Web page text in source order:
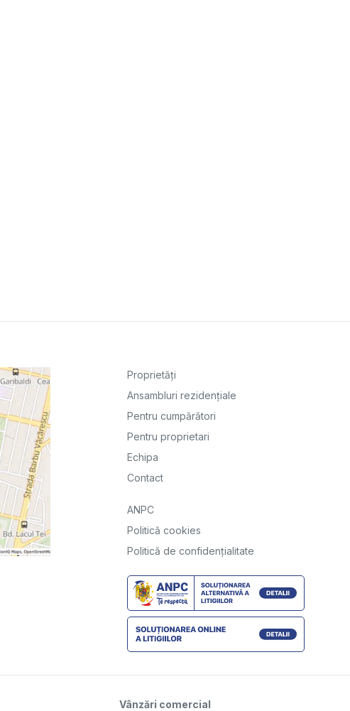
Proprietăți
Ansambluri rezidențiale
Pentru cumpărători
Pentru proprietari
Echipa
Contact
ANPC
Politică cookies
Politică de confidențialitate
Vânzări comercial